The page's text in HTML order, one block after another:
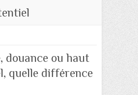
douance ou haut
quelle différence